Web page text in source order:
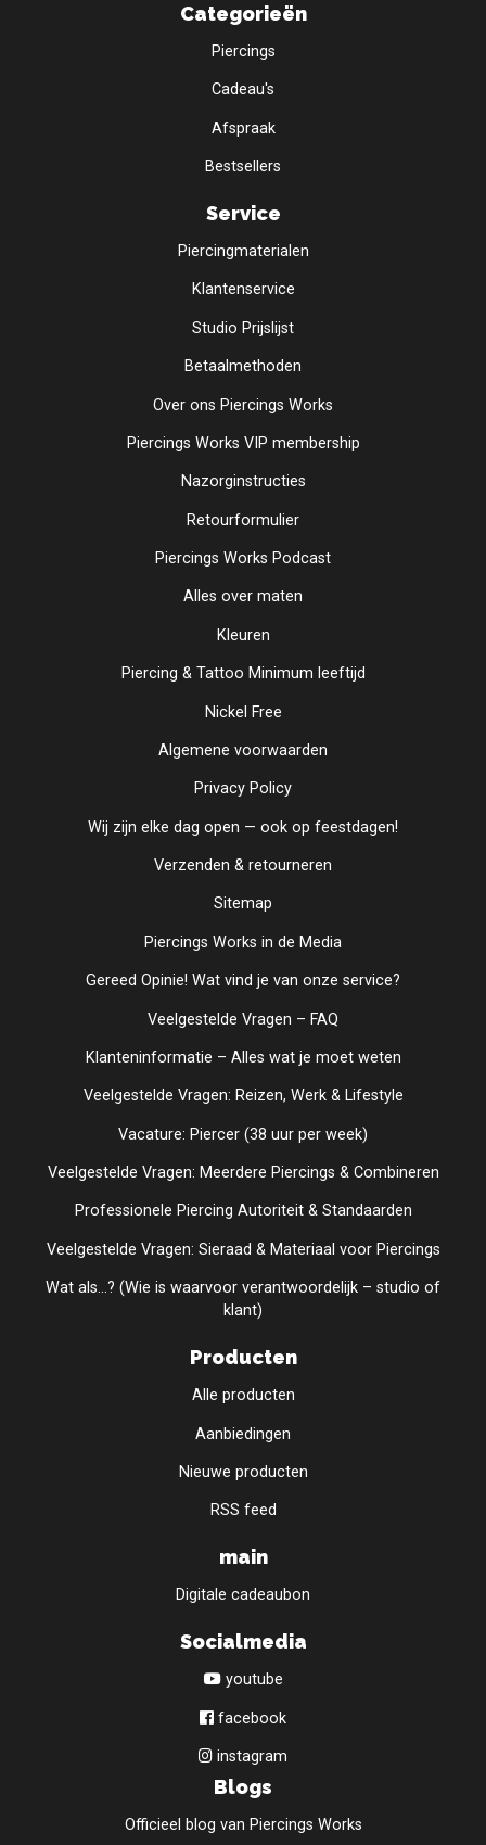
Categorieën
Piercings
Cadeau's
Afspraak
Bestsellers
Service
Piercingmaterialen
Klantenservice
Studio Prijslijst
Betaalmethoden
Over ons Piercings Works
Piercings Works VIP membership
Nazorginstructies
Retourformulier
Piercings Works Podcast
Alles over maten
Kleuren
Piercing & Tattoo Minimum leeftijd
Nickel Free
Algemene voorwaarden
Privacy Policy
Wij zijn elke dag open — ook op feestdagen!
Verzenden & retourneren
Sitemap
Piercings Works in de Media
Gereed Opinie! Wat vind je van onze service?
Veelgestelde Vragen – FAQ
Klanteninformatie – Alles wat je moet weten
Veelgestelde Vragen: Reizen, Werk & Lifestyle
Vacature: Piercer (38 uur per week)
Veelgestelde Vragen: Meerdere Piercings & Combineren
Professionele Piercing Autoriteit & Standaarden
Veelgestelde Vragen: Sieraad & Materiaal voor Piercings
Wat als...? (Wie is waarvoor verantwoordelijk – studio of
klant)
Producten
Alle producten
Aanbiedingen
Nieuwe producten
RSS feed
main
Digitale cadeaubon
Socialmedia
youtube
facebook
instagram
Blogs
Officieel blog van Piercings Works